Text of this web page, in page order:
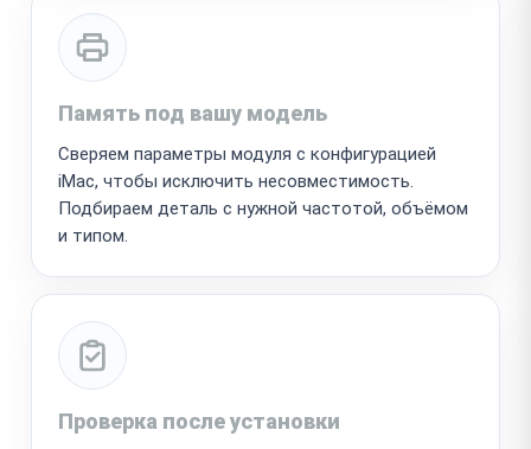
Память под вашу модель
Сверяем параметры модуля с конфигурацией
iMac, чтобы исключить несовместимость.
Подбираем деталь с нужной частотой, объёмом
и типом.
Проверка после установки